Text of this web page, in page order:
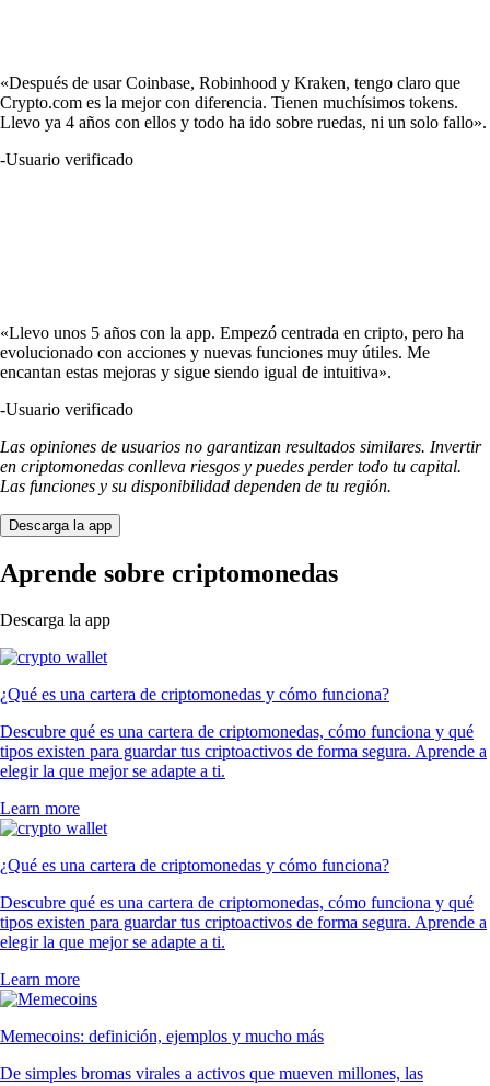
«Después de usar Coinbase, Robinhood y Kraken, tengo claro que
Crypto.com es la mejor con diferencia. Tienen muchísimos tokens.
Llevo ya 4 años con ellos y todo ha ido sobre ruedas, ni un solo fallo».
-Usuario verificado
«Llevo unos 5 años con la app. Empezó centrada en cripto, pero ha
evolucionado con acciones y nuevas funciones muy útiles. Me
encantan estas mejoras y sigue siendo igual de intuitiva».
-Usuario verificado
Las opiniones de usuarios no garantizan resultados similares. Invertir
en criptomonedas conlleva riesgos y puedes perder todo tu capital.
Las funciones y su disponibilidad dependen de tu región.
Descarga la app
Aprende sobre criptomonedas
Descarga la app
¿Qué es una cartera de criptomonedas y cómo funciona?
Descubre qué es una cartera de criptomonedas, cómo funciona y qué
tipos existen para guardar tus criptoactivos de forma segura. Aprende a
elegir la que mejor se adapte a ti.
Learn more
¿Qué es una cartera de criptomonedas y cómo funciona?
Descubre qué es una cartera de criptomonedas, cómo funciona y qué
tipos existen para guardar tus criptoactivos de forma segura. Aprende a
elegir la que mejor se adapte a ti.
Learn more
Memecoins: definición, ejemplos y mucho más
De simples bromas virales a activos que mueven millones, las